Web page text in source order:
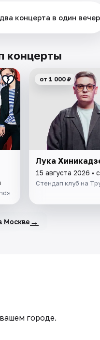
концерта в один вечер
концерты
от 1 000 ₽
Лука
15 августа 2026 •
Стендап клуб на
Москве →
городе.